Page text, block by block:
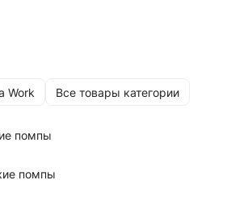
Work Все товары категории
помпы
помпы